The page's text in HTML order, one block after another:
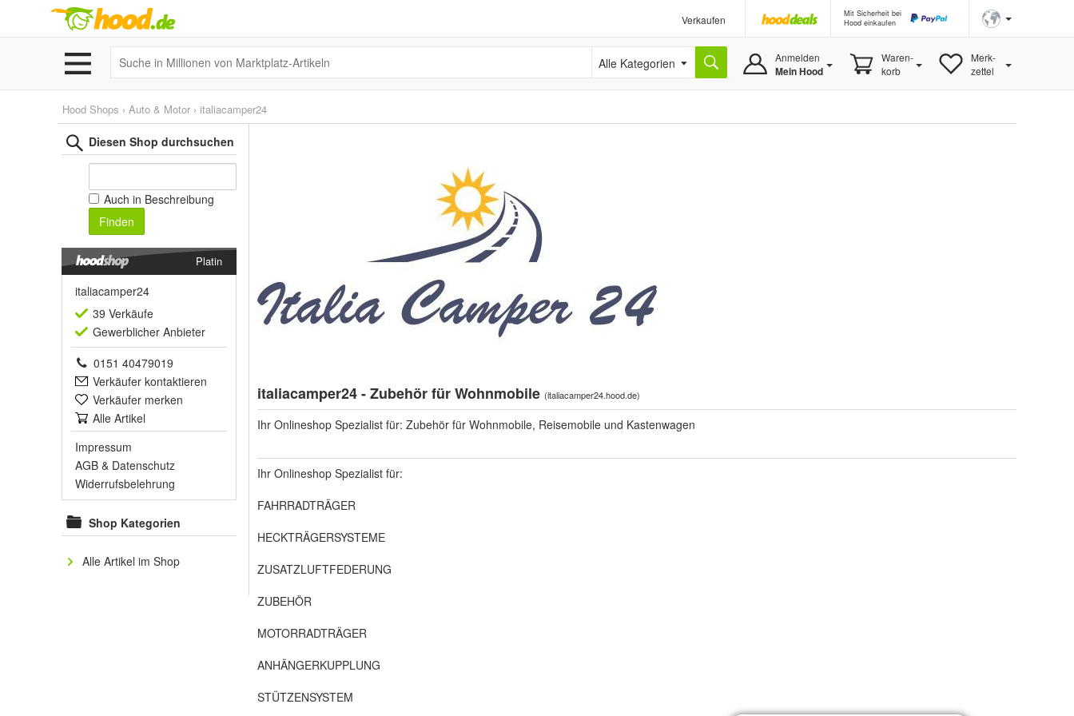
Verkaufen
Mit Sicherheit bei
Hood einkaufen
Alle Kategorien Anmelden
Mein Hood
Waren-
korb
Merk-
zettel
Hood Shops › Auto & Motor › italiacamper24
Diesen Shop durchsuchen
Auch in Beschreibung
Finden
Platin
italiacamper24
39 Verkäufe
Gewerblicher Anbieter
0151 40479019
Verkäufer kontaktieren
Verkäufer merken
Alle Artikel
Impressum
AGB & Datenschutz
Widerrufsbelehrung
Shop Kategorien
Alle Artikel im Shop
italiacamper24 - Zubehör für Wohnmobile (italiacamper24.hood.de)
Ihr Onlineshop Spezialist für: Zubehör für Wohnmobile, Reisemobile und Kastenwagen
Ihr Onlineshop Spezialist für:
FAHRRADTRÄGER
HECKTRÄGERSYSTEME
ZUSATZLUFTFEDERUNG
ZUBEHÖR
MOTORRADTRÄGER
ANHÄNGERKUPPLUNG
STÜTZENSYSTEM